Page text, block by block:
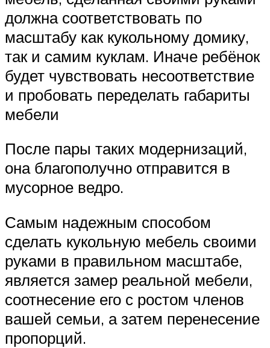
должна соответствовать по
масштабу как кукольному домику,
так и самим куклам. Иначе ребёнок
будет чувствовать несоответствие
и пробовать переделать габариты
мебели
После пары таких модернизаций,
она благополучно отправится в
мусорное ведро.
Самым надежным способом
сделать кукольную мебель своими
руками в правильном масштабе,
является замер реальной мебели,
соотнесение его с ростом членов
вашей семьи, а затем перенесение
пропорций.